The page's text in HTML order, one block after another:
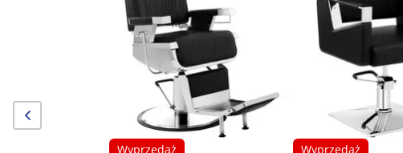
Wyprzedaż Wyprzedaż